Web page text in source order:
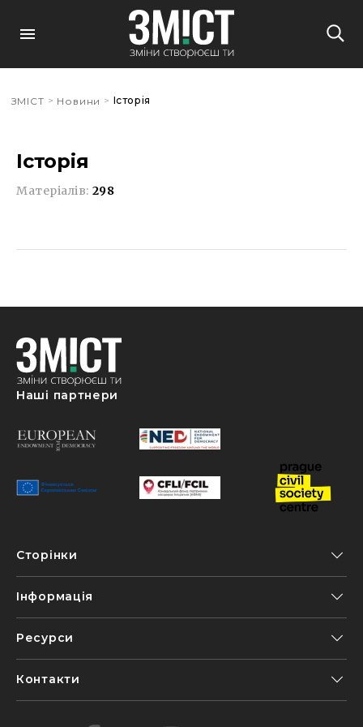
ЗМІСТ > Новини > Історія
Історія
Матеріалів: 298
Наші партнери
Сторінки
Інформація
Ресурси
Контакти